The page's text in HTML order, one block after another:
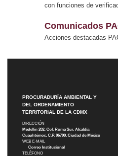
con funciones de
Comunicados
Acciones destacadas
PROCURADURÍA AMBIENTAL Y
DEL ORDENAMIENTO
TERRITORIAL DE LA CDMX
DIRECCIÓN
Medellín 202, Col. Roma Sur, Alcaldía
Cuauhtémoc, C.P. 06700, Ciudad de México
WEB E-MAIL
Correo Institucional
TELÉFONO